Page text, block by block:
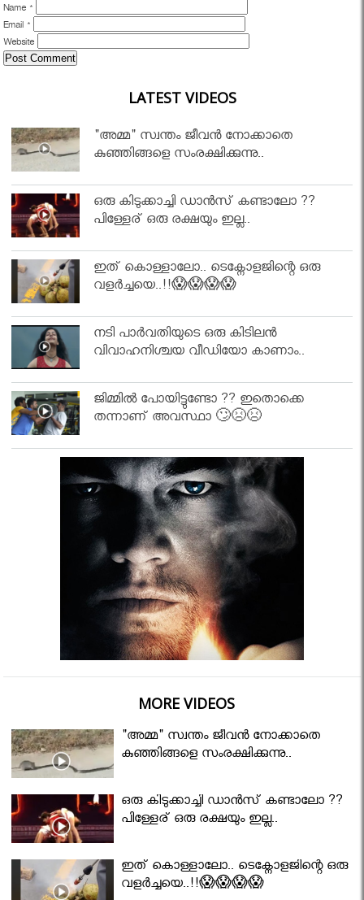
Name *
Email *
Website
LATEST VIDEOS
"അമ്മ" സ്വന്തം ജീവൻ നോക്കാതെ
കുഞ്ഞിങ്ങളെ സംരക്ഷിക്കുന്നു..
ഒരു കിടുക്കാച്ചി ഡാൻസ് കണ്ടാലോ ??
പിള്ളേര് ഒരു രക്ഷയും ഇല്ല..
ഇത് കൊള്ളാലോ.. ടെക്നോളജിന്റെ ഒരു
വളർച്ചയെ..!!😱😱😱😱
നടി പാർവതിയുടെ ഒരു കിടിലൻ
വിവാഹനിശ്ചയ വീഡിയോ കാണാം..
ജിമ്മിൽ പോയിട്ടുണ്ടോ ?? ഇതൊക്കെ
തന്നാണ് അവസ്ഥാ 🙄😣😣
MORE VIDEOS
"അമ്മ" സ്വന്തം ജീവൻ നോക്കാതെ
കുഞ്ഞിങ്ങളെ സംരക്ഷിക്കുന്നു..
ഒരു കിടുക്കാച്ചി ഡാൻസ് കണ്ടാലോ ??
പിള്ളേര് ഒരു രക്ഷയും ഇല്ല..
ഇത് കൊള്ളാലോ.. ടെക്നോളജിന്റെ ഒരു
വളർച്ചയെ..!!😱😱😱😱